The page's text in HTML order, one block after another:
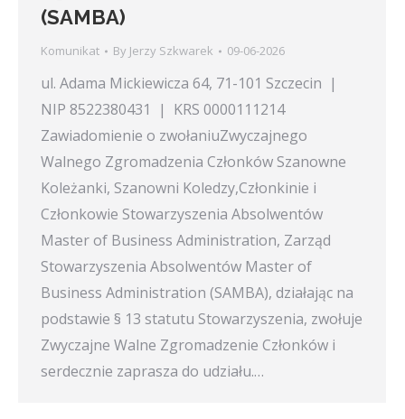
(SAMBA)
Komunikat By Jerzy Szkwarek 09-06-2026
ul. Adama Mickiewicza 64, 71-101 Szczecin |
NIP 8522380431 | KRS 0000111214
Zawiadomienie o zwołaniuZwyczajnego
Walnego Zgromadzenia Członków Szanowne
Koleżanki, Szanowni Koledzy,Członkinie i
Członkowie Stowarzyszenia Absolwentów
Master of Business Administration, Zarząd
Stowarzyszenia Absolwentów Master of
Business Administration (SAMBA), działając na
podstawie § 13 statutu Stowarzyszenia, zwołuje
Zwyczajne Walne Zgromadzenie Członków i
serdecznie zaprasza do udziału.…